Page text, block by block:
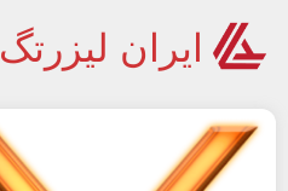
ایران لیزرتگ